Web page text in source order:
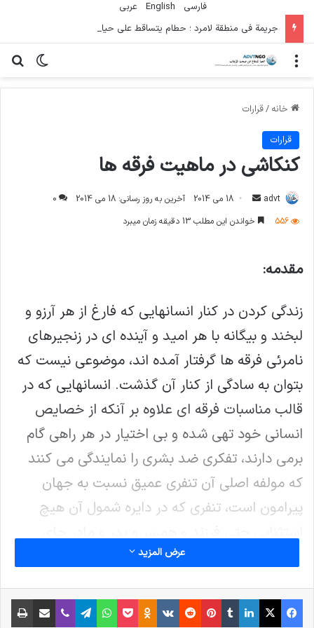
فارسی English
عربي
تغییر منو
خانه /قرارات
قرارات
کنکاشی در ماهیت فرقه ها
advt
ارسال
ایمیل
18 می 2014 آخرین به روز رسانی: 18 می 2014
0
556
خواندن این مطلب 13 دقیقه زمان میبرد
مقدمه:
زندگی کردن در کنار انسانهایی که فارغ از هر آرزو و
لبخند و بیگانه با هر امید و آینده ای در زنجیرهای
نامرئی فرقه ها گرفتار آمده اند، موضوعی نیست که
بتوان به سادگی از کنار آن گذشت. انسانهایی که در
قالب مناسبات فرقه ای علاوه بر آنکه از خصایص
انسانی خود تهی شده و بی اختیار در هر راهی گام
برمی دارند، تفکری ضد بشری را نمایندگی می کنند
که مولفه اصلی آن تنفری عمیق نسبت به جهان
پیرامون است، تنفری که در دایره شمول آن هیچ
ندارد. اما در اینجا، موضوع فقط این انسانها و
ساختارهای فرقه ای می باشد که در ارتباطی وثیق با
عرض المزيد
فیس بوک X لینکدین
‫تامبلر‫پین‌ترست
‫رددیت‫VKontakte
‫Odnoklassniki
پاکتواتس آپ تلگراموایبر اشتراک گذاری از طریق ایمیل